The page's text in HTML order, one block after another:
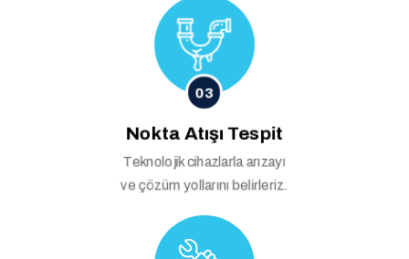
03
Nokta Atışı Tespit
Teknolojik cihazlarla arızayı
ve çözüm yollarını belirleriz.